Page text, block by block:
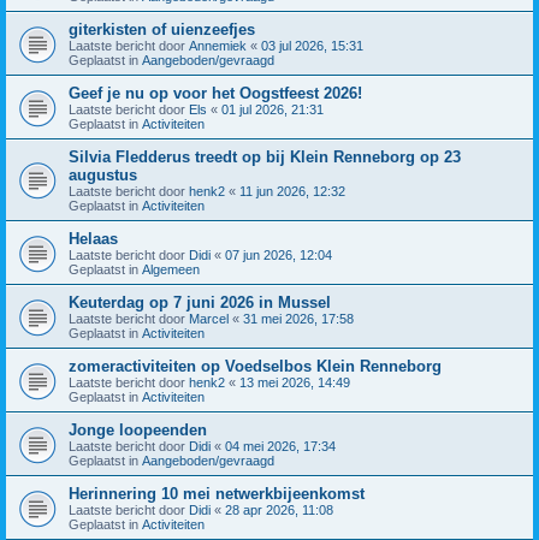
giterkisten of uienzeefjes
Laatste bericht door Annemiek « 03 jul 2026, 15:31
Geplaatst in Aangeboden/gevraagd
Geef je nu op voor het Oogstfeest 2026!
Laatste bericht door Els « 01 jul 2026, 21:31
Geplaatst in Activiteiten
Silvia Fledderus treedt op bij Klein Renneborg op 23
augustus
Laatste bericht door henk2 « 11 jun 2026, 12:32
Geplaatst in Activiteiten
Helaas
Laatste bericht door Didi « 07 jun 2026, 12:04
Geplaatst in Algemeen
Keuterdag op 7 juni 2026 in Mussel
Laatste bericht door Marcel « 31 mei 2026, 17:58
Geplaatst in Activiteiten
zomeractiviteiten op Voedselbos Klein Renneborg
Laatste bericht door henk2 « 13 mei 2026, 14:49
Geplaatst in Activiteiten
Jonge loopeenden
Laatste bericht door Didi « 04 mei 2026, 17:34
Geplaatst in Aangeboden/gevraagd
Herinnering 10 mei netwerkbijeenkomst
Laatste bericht door Didi « 28 apr 2026, 11:08
Geplaatst in Activiteiten